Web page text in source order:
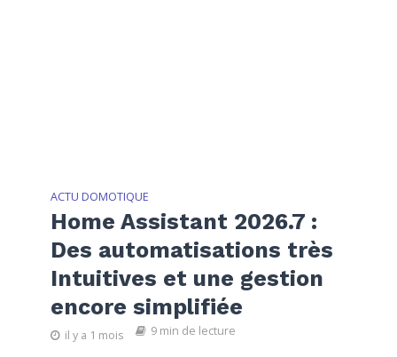
ACTU DOMOTIQUE
Home Assistant 2026.7 :
Des automatisations très
Intuitives et une gestion
encore simplifiée
il y a 1 mois 9 min de lecture